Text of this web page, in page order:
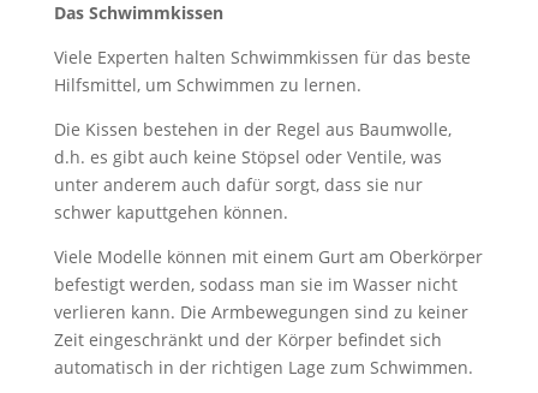
Das Schwimmkissen
Viele Experten halten Schwimmkissen für das beste
Hilfsmittel, um Schwimmen zu lernen.
Die Kissen bestehen in der Regel aus Baumwolle,
d.h. es gibt auch keine Stöpsel oder Ventile, was
unter anderem auch dafür sorgt, dass sie nur
schwer kaputtgehen können.
Viele Modelle können mit einem Gurt am Oberkörper
befestigt werden, sodass man sie im Wasser nicht
verlieren kann. Die Armbewegungen sind zu keiner
Zeit eingeschränkt und der Körper befindet sich
automatisch in der richtigen Lage zum Schwimmen.